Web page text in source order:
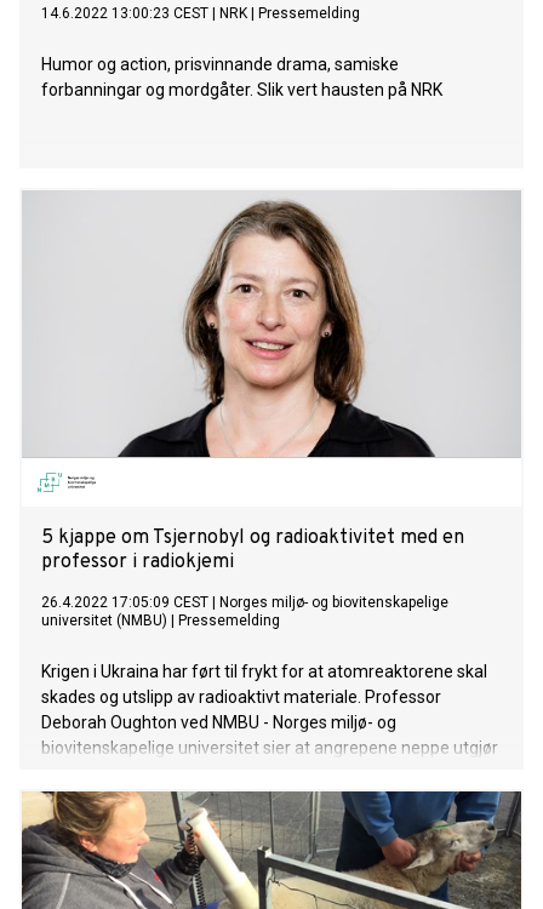
14.6.2022 13:00:23 CEST NRK Pressemelding
Humor og action, prisvinnande drama, samiske
forbanningar og mordgåter. Slik vert hausten på NRK
5 kjappe om Tsjernobyl og radioaktivitet med en
professor i radiokjemi
26.4.2022 17:05:09 CEST
Norges miljø- og biovitenskapelige
universitet (NMBU)
Pressemelding
Krigen i Ukraina har ført til frykt for at atomreaktorene skal
skades og utslipp av radioaktivt materiale. Professor
Deborah Oughton ved NMBU - Norges miljø- og
biovitenskapelige universitet sier at angrepene neppe utgjør
kjappe om situasjonen i anledning FNs minnedag for
Tsjernobyl-ulykken.